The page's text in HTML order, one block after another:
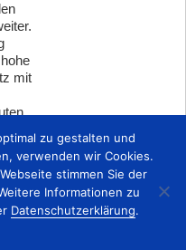
mit
zu gestalten und
verwenden wir Cookies.
stimmen Sie der
Informationen zu
Datenschutzerklärung.